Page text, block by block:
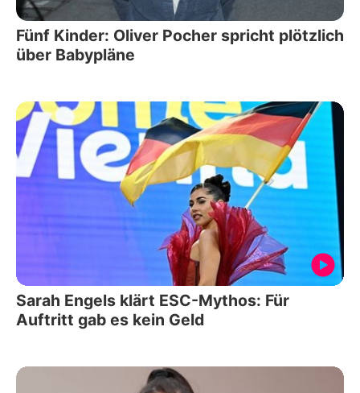
Fünf Kinder: Oliver Pocher spricht plötzlich
über Babypläne
Sarah Engels klärt ESC-Mythos: Für
Auftritt gab es kein Geld